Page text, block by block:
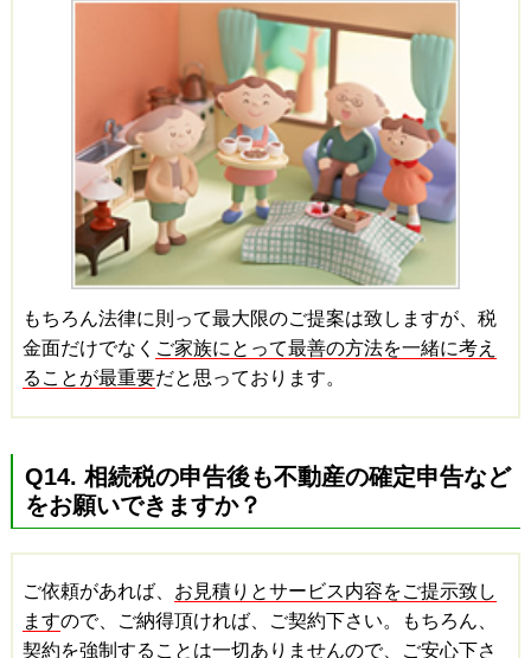
もちろん法律に則って最大限のご提案は致しますが、税
金面だけでなく ご家族にとって最善の方法を一緒に考え
ることが最重要だと思っております。
Q14. 相続税の申告後も不動産の確定申告など
をお願いできますか？
ご依頼があれば、 お見積りとサービス内容をご提示致し
ますので、ご納得頂ければ、ご契約下さい。もちろん、
契約を強制することは一切ありませんので、ご安心下さ